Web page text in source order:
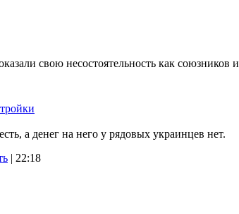
свою несостоятельность как союзников и
а денег на него у рядовых украинцев нет.
| 22:18